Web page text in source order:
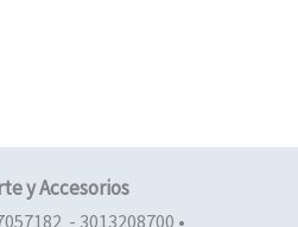
y Accesorios
- 3013208700 •